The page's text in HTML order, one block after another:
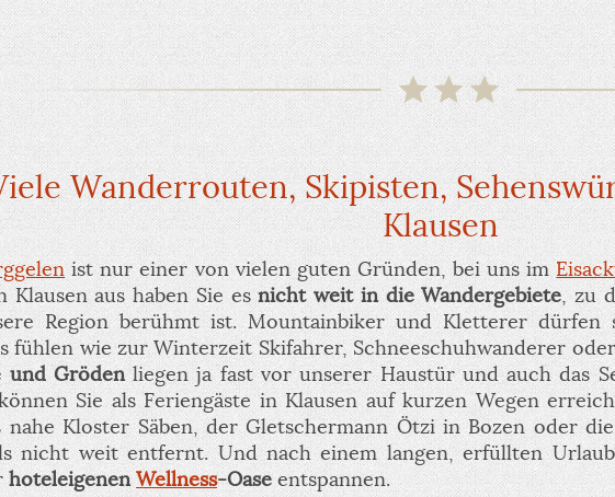
Wanderrouten, Skipisten,
Klausen
ist nur einer von vielen guten Gründen, bei uns im
Klausen aus haben Sie esnicht weit in die Wandergebiete, zu
Region berühmt ist. Mountainbiker und Kletterer dürfen
fühlen wie zur Winterzeit Skifahrer, Schneeschuhwanderer
und Grödenliegen ja fast vor unserer Haustür und auch das
Sie als Feriengäste in Klausen auf kurzen Wegen
nahe Kloster Säben, der Gletschermann Ötzi in Bozen oder
nicht weit entfernt. Und nach einem langen, erfüllten
hoteleigenenWellness-Oaseentspannen.